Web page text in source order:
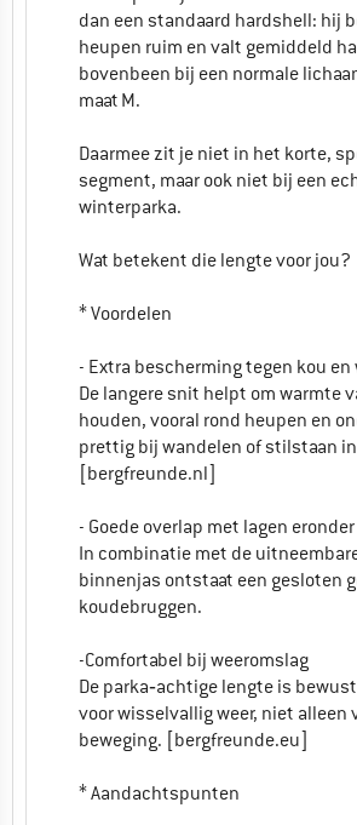
dan een standaard hardshell: hij
heupen ruim en valt gemiddeld
bovenbeen bij een normale
maat M.
Daarmee zit je niet in het korte,
segment, maar ook niet bij een
winterparka.
Wat betekent die lengte voor jou?
* Voordelen
- Extra bescherming tegen kou en
De langere snit helpt om warmte
houden, vooral rond heupen en
prettig bij wandelen of stilstaan in
[bergfreunde.nl]
- Goede overlap met lagen eronder
In combinatie met de
binnenjas ontstaat een gesloten
koudebruggen.
-Comfortabel bij weeromslag
De parka‑achtige lengte is
voor wisselvallig weer, niet alleen
beweging. [bergfreunde.eu]
* Aandachtspunten